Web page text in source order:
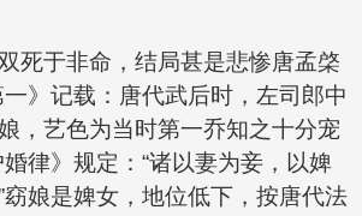
于非命，结局甚是悲惨唐孟棨
一》记载：唐代武后时，左司郎中
，艺色为当时第一乔知之十分宠
律》规定：“诸以妻为妾，以婢
窈娘是婢女，地位低下，按唐代法